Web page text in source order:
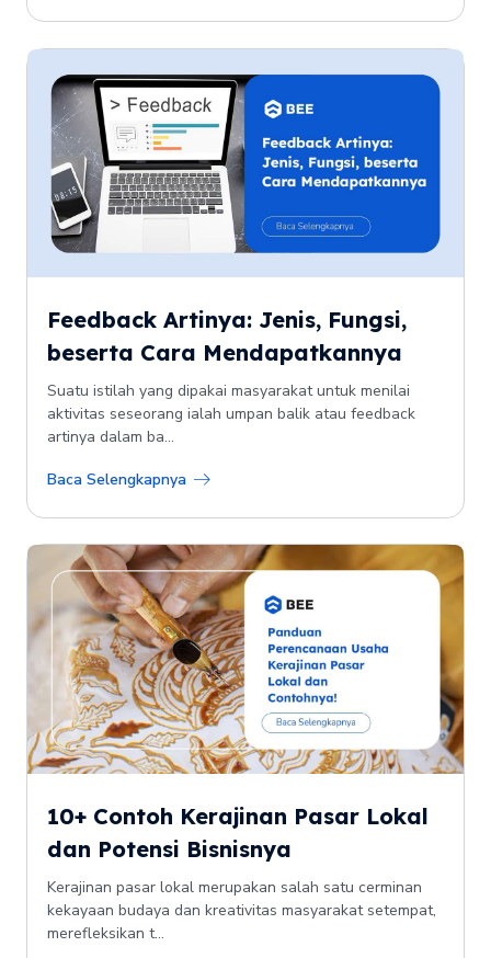
Feedback Artinya: Jenis, Fungsi,
beserta Cara Mendapatkannya
Suatu istilah yang dipakai masyarakat untuk menilai
aktivitas seseorang ialah umpan balik atau feedback
artinya dalam ba...
Baca Selengkapnya
10+ Contoh Kerajinan Pasar Lokal
dan Potensi Bisnisnya
Kerajinan pasar lokal merupakan salah satu cerminan
kekayaan budaya dan kreativitas masyarakat setempat,
merefleksikan t...